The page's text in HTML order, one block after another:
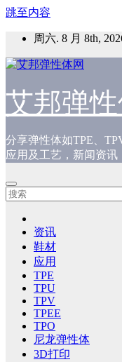
跳至内容
周六. 8 月 8th,
艾邦弹性
分享弹性体如TPE、
应用及工艺，新闻资讯
资讯
鞋材
应用
TPE
TPU
TPV
TPEE
TPO
尼龙弹性体
3D打印